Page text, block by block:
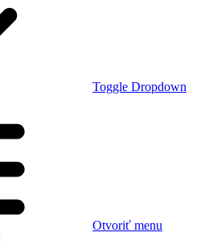
Toggle Dropdown
Otvoriť menu